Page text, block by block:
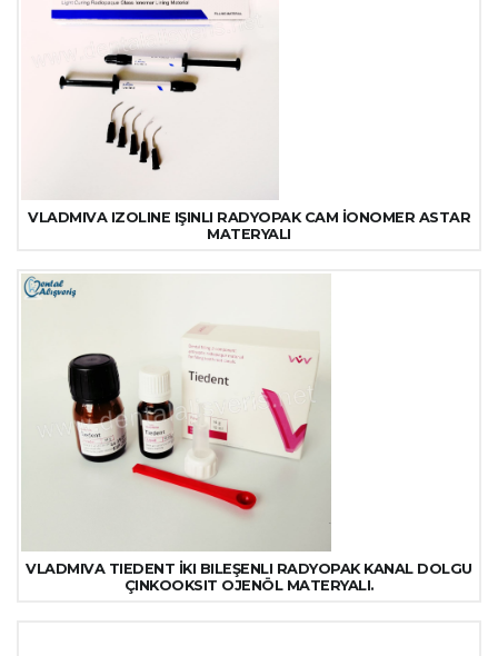
VLADMIVA IZOLINE IŞINLI RADYOPAK CAM İONOMER ASTAR
MATERYALI
VLADMIVA TIEDENT İKI BILEŞENLI RADYOPAK KANAL DOLGU
ÇINKOOKSIT OJENÖL MATERYALI.